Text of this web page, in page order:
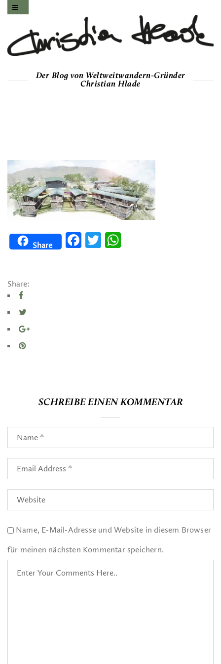
Der Blog von Weltweitwandern-Gründer
Christian Hlade
Share
FacebookTwitter
Share:
SCHREIBE EINEN KOMMENTAR
Name, E-Mail-Adresse und Website in diesem Browser
für meinen nächsten Kommentar speichern.